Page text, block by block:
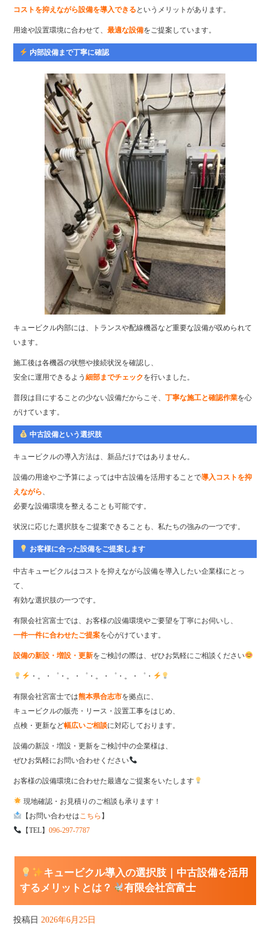
コストを抑えながら設備を導入できる というメリットがあります。
用途や設置環境に合わせて、最適な設備をご提案しています。
内部設備まで丁寧に確認
キュービクル内部には、トランスや配線機器など重要な設備が収められて
います。
施工後は各機器の状態や接続状況を確認し、
安全に運用できるよう細部までチェックを行いました。
普段は目にすることの少ない設備だからこそ、丁寧な施工と確認作業を心
がけています。
中古設備という選択肢
キュービクルの導入方法は、新品だけではありません。
設備の用途やご予算によっては中古設備を活用することで導入コストを抑
えながら
必要な設備環境を整えることも可能です。
状況に応じた選択肢をご提案できることも、私たちの強みの一つです。
お客様に合った設備をご提案します
中古キュービクルはコストを抑えながら設備を導入したい企業様にとっ
て、
有効な選択肢の一つです。
有限会社宮富士では、お客様の設備環境やご要望を丁寧にお伺いし、
一件一件に合わせたご提案を心がけています。
設備の新設・増設・更新をご検討の際は、ぜひお気軽にご相談ください
・。・゜・。・゜・。・゜・。・゜・
有限会社宮富士では熊本県合志市を拠点に、
キュービクルの販売・リース・設置工事をはじめ、
点検・更新など幅広いご相談に対応しております。
設備の新設・増設・更新をご検討中の企業様は、
ぜひお気軽にお問い合わせください
お客様の設備環境に合わせた最適なご提案をいたします
現地確認・お見積りのご相談も承ります！
【お問い合わせは こちら 】
【TEL】096-297-7787
キュービクル導入の選択肢｜中古設備を活用
するメリットとは？
有限会社宮富士
投稿日 2026年6月25日